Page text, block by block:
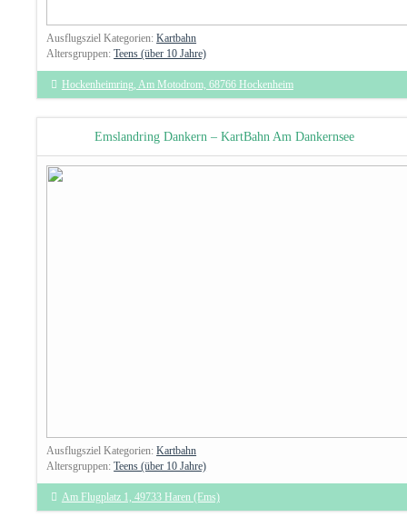
Ausflugsziel Kategorien:Kartbahn
Altersgruppen:Teens (über 10 Jahre)
Hockenheimring, Am Motodrom, 68766 Hockenheim
Emslandring Dankern – KartBahn Am Dankernsee
Ausflugsziel Kategorien:Kartbahn
Altersgruppen:Teens (über 10 Jahre)
Am Flugplatz 1, 49733 Haren (Ems)